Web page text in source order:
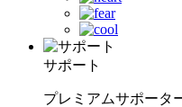
サポート
プレミアムサポータ